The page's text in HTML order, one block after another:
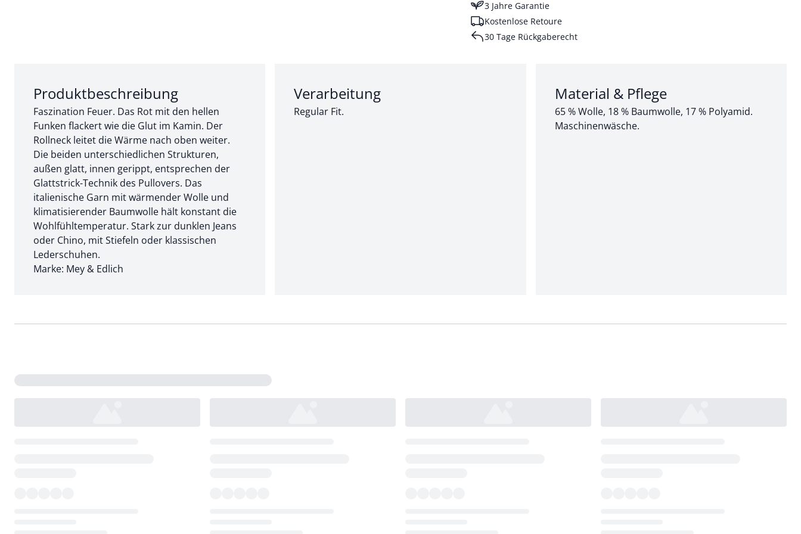
3 Jahre Garantie
Kostenlose Retoure
30 Tage Rückgaberecht
Abschnitt 1 von 3:
Produktbeschreibung
Faszination Feuer. Das Rot mit den hellen
Funken flackert wie die Glut im Kamin. Der
Rollneck leitet die Wärme nach oben weiter.
Die beiden unterschiedlichen Strukturen,
außen glatt, innen gerippt, entsprechen der
Glattstrick-Technik des Pullovers. Das
italienische Garn mit wärmender Wolle und
klimatisierender Baumwolle hält konstant die
Wohlfühltemperatur. Stark zur dunklen Jeans
oder Chino, mit Stiefeln oder klassischen
Lederschuhen.
Marke: Mey & Edlich
Abschnitt 2 von 3:
Verarbeitung
Regular Fit.
Abschnitt 3 von 3:
Material & Pflege
65 % Wolle, 18 % Baumwolle, 17 % Polyamid.
Maschinenwäsche.